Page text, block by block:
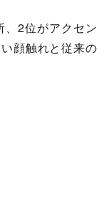
2位がアクセン
顔触れと従来の